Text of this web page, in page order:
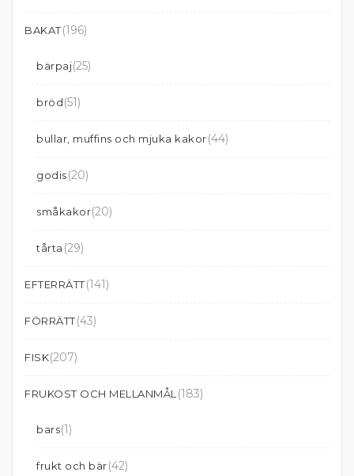
BAKAT(196)
bärpaj(25)
bröd(51)
bullar, muffins och mjuka kakor(44)
godis(20)
småkakor(20)
tårta (29)
EFTERRÄTT(141)
FÖRRÄTT(43)
FISK(207)
FRUKOST OCH MELLANMÅL (183)
bars(1)
frukt och bär(42)